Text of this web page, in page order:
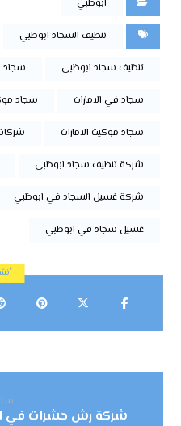
ابوظبي
تنظيف السجاد ابوظبي
تنظيف سجاد ابوظبي سجاد
سجاد في الامارات سجاد
سجاد موكيت الامارات
شركة تنظيف سجاد ابوظبي
شركة غسيل السجاد في ابوظبي
غسيل سجاد في ابوظبي